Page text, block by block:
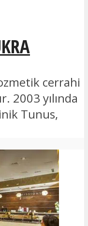
cerrahi
2003 yılında
Tunus,